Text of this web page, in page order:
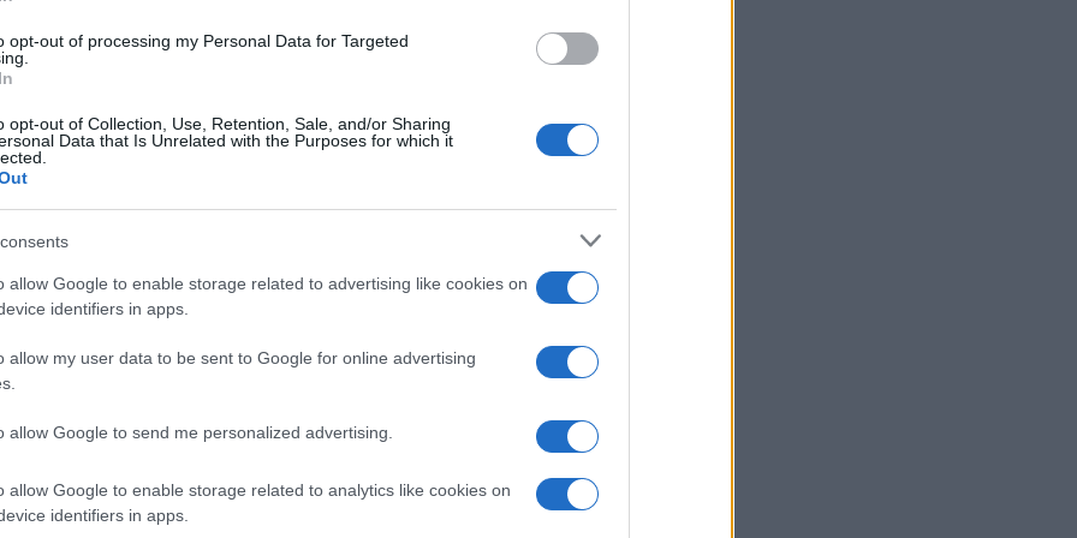
opt-out of processing my Personal Data for Targeted
opt-out of Collection, Use, Retention, Sale, and/or Sharing
Data that Is Unrelated with the Purposes for which it
allow Google to enable storage related to advertising like cookies on
identifiers in apps.
allow my user data to be sent to Google for online advertising
allow Google to send me personalized advertising.
allow Google to enable storage related to analytics like cookies on
identifiers in apps.
22 Febbraio 2021, 4:57
il suo sì a Draghi, la Lega rovina
piani dei giallo-rossi
diMatteo Milanesi
8 Febbraio 2021, 4:46
3.8k
Draghi dovranno digerire
coabitazione con Salvini